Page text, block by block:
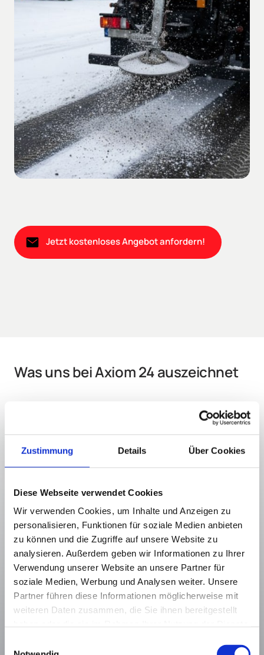
Zustimmung Details Über Cookies
Diese Webseite verwendet Cookies
Wir verwenden Cookies, um Inhalte und Anzeigen zu
personalisieren, Funktionen für soziale Medien anbieten
zu können und die Zugriffe auf unsere Website zu
analysieren. Außerdem geben wir Informationen zu Ihrer
Verwendung unserer Website an unsere Partner für
soziale Medien, Werbung und Analysen weiter. Unsere
Partner führen diese Informationen möglicherweise mit
weiteren Daten zusammen, die Sie ihnen bereitgestellt
Jetzt kostenloses Angebot anfordern!
Was uns bei Axiom 24 auszeichnet
Zuverlässige Planung
Wir arbeiten mit fest geplanten Kontrollrouten,
auch bei Extremwetter vorbereitet.
Betriebs- & Rechtssicherheit
Zuverlässige Schnee- und Eisbeseitigung nach den
kommunalen Vorgaben – inklusive